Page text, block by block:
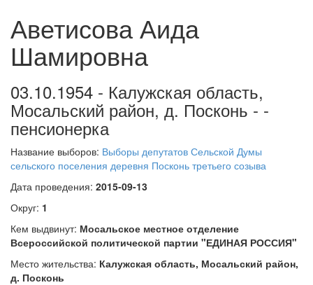
Аветисова Аида
Шамировна
03.10.1954 - Калужская область,
Мосальский район, д. Посконь - -
пенсионерка
Название выборов: Выборы депутатов Сельской Думы
сельского поселения деревня Посконь третьего созыва
Дата проведения: 2015-09-13
Округ: 1
Кем выдвинут: Мосальское местное отделение
Всероссийской политической партии "ЕДИНАЯ РОССИЯ"
Место жительства: Калужская область, Мосальский район,
д. Посконь